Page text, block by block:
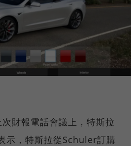
財報電話會議上，特斯拉
示，特斯拉從Schuler訂購